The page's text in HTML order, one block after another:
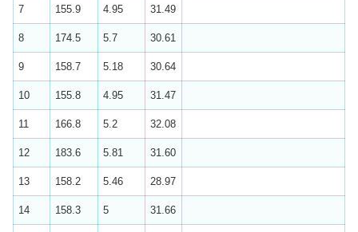
7 155.9 4.95 31.49
8 174.5 5.7 30.61
9 158.7 5.18 30.64
10 155.8 4.95 31.47
11 166.8 5.2 32.08
12 183.6 5.81 31.60
13 158.2 5.46 28.97
14 158.3 5 31.66